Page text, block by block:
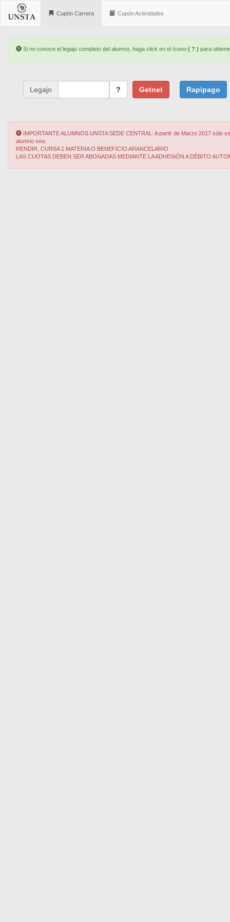
Cupón Carrera Cupón Actividades
Error:
Si no conoce el legajo completo del alumno, haga click en el ícono ( ? ) para
Legajo ? Getnet Rapipago
Error:
IMPORTANTE ALUMNOS UNSTA SEDE CENTRAL: A partir de Marzo 2017
alumno sea:
RENDIR, CURSA 1 MATERIA O BENEFICIO ARANCELARIO
LAS CUOTAS DEBEN SER ABONADAS MEDIANTE LA ADHESIÓN A DÉBITO